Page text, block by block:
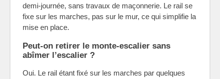
demi-journée, sans travaux de maçonnerie. Le rail se
fixe sur les marches, pas sur le mur, ce qui simplifie la
mise en place.
Peut-on retirer le monte-escalier sans
abîmer l’escalier ?
Oui. Le rail étant fixé sur les marches par quelques